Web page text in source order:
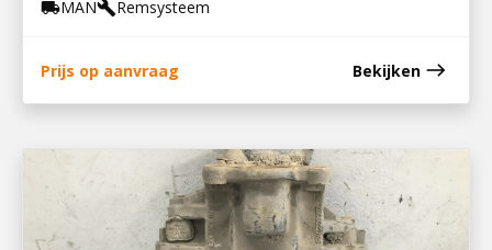
local_shippingMANbuildRemsysteem
Prijs op aanvraag Bekijken east